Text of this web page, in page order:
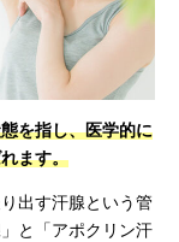
を指し、医学的に
ます。
出す汗腺という管
と「アポクリン汗